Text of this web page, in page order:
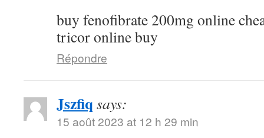
buy fenofibrate 200mg online
tricor online buy
Répondre
Jszfiq says:
15 août 2023 at 12 h 29 min